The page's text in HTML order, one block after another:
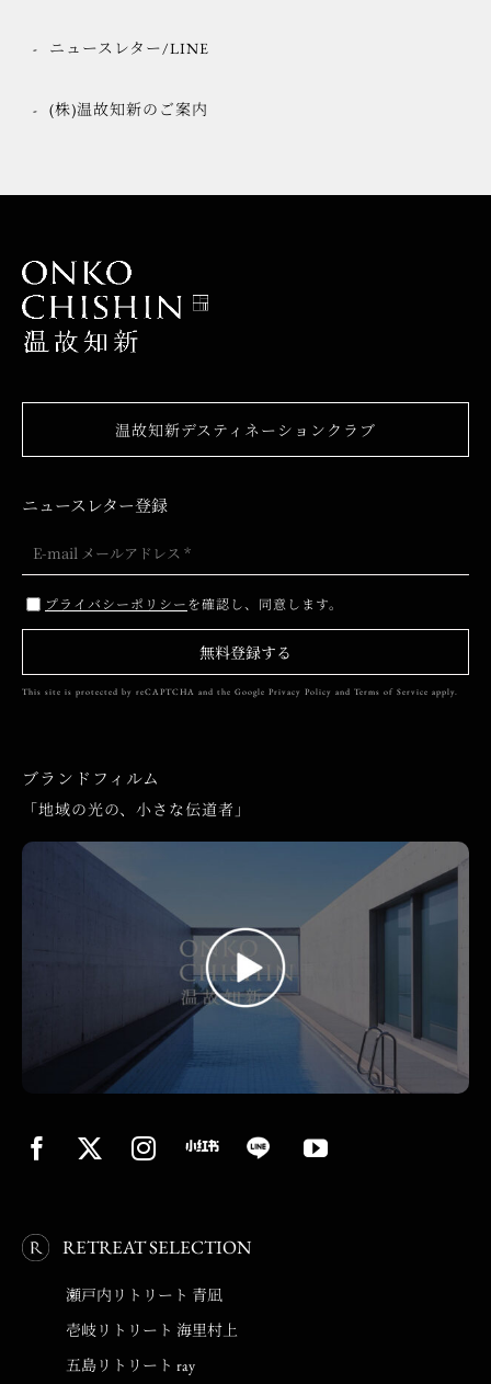
ニュースレター/LINE
(株)温故知新のご案内
温故知新デスティネーションクラブ
ニュースレター登録
プライバシーポリシーを確認し、同意します。
無料登録する
This site is protected by reCAPTCHA and the Google Privacy Policy and Terms of Service apply.
ブランドフィルム
「地域の光の、小さな伝道者」
RETREAT SELECTION
瀬戸内リトリート 青凪
壱岐リトリート 海里村上
五島リトリート ray